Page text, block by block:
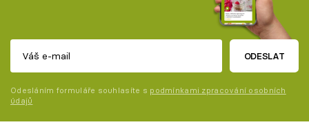
ODESLAT
Odesláním formuláře souhlasíte s podmínkami zpracování osobních
údajů